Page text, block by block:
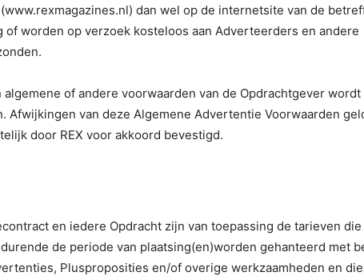
dan wel op de internetsite van de
worden op verzoek kosteloos aan Adverteerders en andere
of andere voorwaarden van de Opdrachtgever
Afwijkingen van deze Algemene Advertentie Voorwaarden
door REX voor akkoord bevestigd.
en iedere Opdracht zijn van toepassing de tarieven die
de periode van plaatsing(en)worden gehanteerd met
Plusproposities en/of overige werkzaamheden en